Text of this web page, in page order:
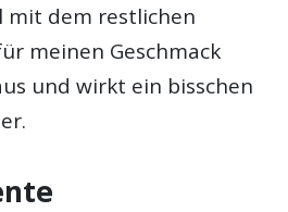
mit dem restlichen
meinen Geschmack
und wirkt ein bisschen